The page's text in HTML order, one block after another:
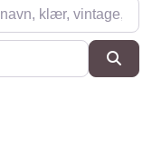
klær, vintage, møbler